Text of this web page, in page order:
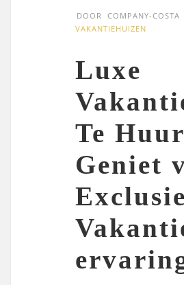
DOOR COMPANY-COSTA
VAKANTIEHUIZEN
Luxe
Te
Geniet